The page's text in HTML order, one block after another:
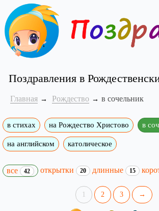
Поздравления в
Главная Рождество в сочельник
в стихах на Рождество Христово в
на английском католическое
все 42 открытки 20 длинные 15
1 2 3 →